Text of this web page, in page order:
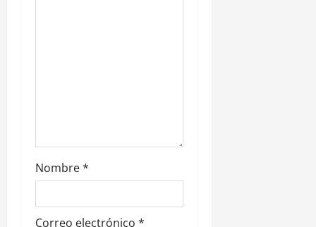
a
s
Nombre*
Correo electrónico *